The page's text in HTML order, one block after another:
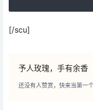
[/scu]
予人玫瑰，手有余香
还没有人赞赏，快来当第一